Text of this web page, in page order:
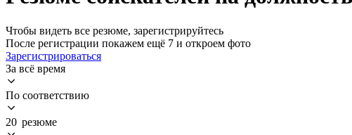
Чтобы видеть все резюме, зарегистрируйтесь
После регистрации покажем ещё 7 и откроем фото
Зарегистрироваться
За всё время
По соответствию
20 резюме